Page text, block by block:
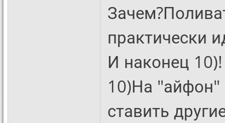
практически
И наконец 10)!
10)На "айфон"
ставить